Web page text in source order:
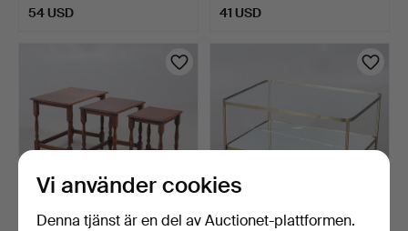
54 USD 41 USD
Vi använder cookies
Denna tjänst är en del av Auctionet-plattformen.